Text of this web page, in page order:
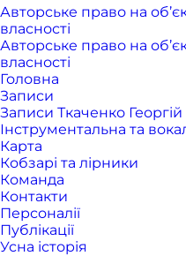
Авторське право на
власності
Авторське право на
власності
Головна
Записи
Записи Ткаченко
Інструментальна та
Карта
Кобзарі та лірники
Команда
Контакти
Персоналії
Публікації
Усна історія